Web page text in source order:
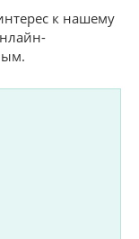
к нашему